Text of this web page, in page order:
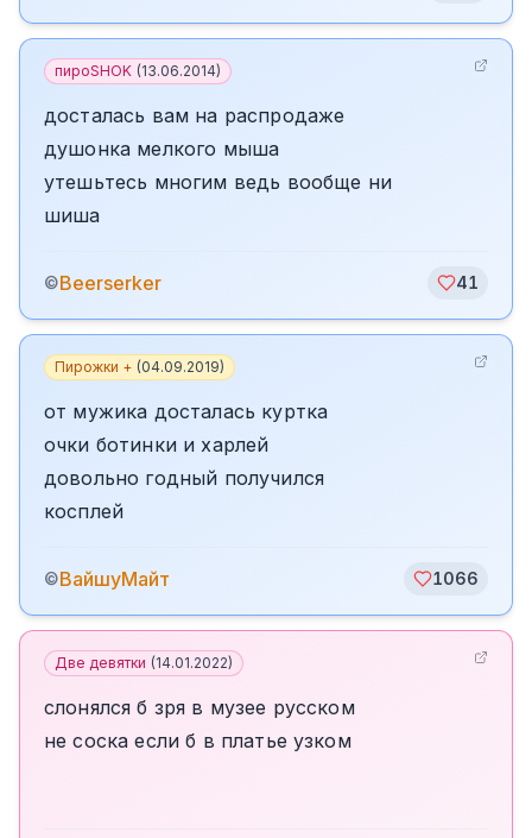
пироSHOK (13.06.2014)
досталась вам на распродаже
душонка мелкого мыша
утешьтесь многим ведь вообще ни
шиша
©Beerserker 41
Пирожки + (04.09.2019)
от мужика досталась куртка
очки ботинки и харлей
довольно годный получился
косплей
©ВайшуМайт 1066
Две девятки (14.01.2022)
слонялся б зря в музее русском
не соска если б в платье узком